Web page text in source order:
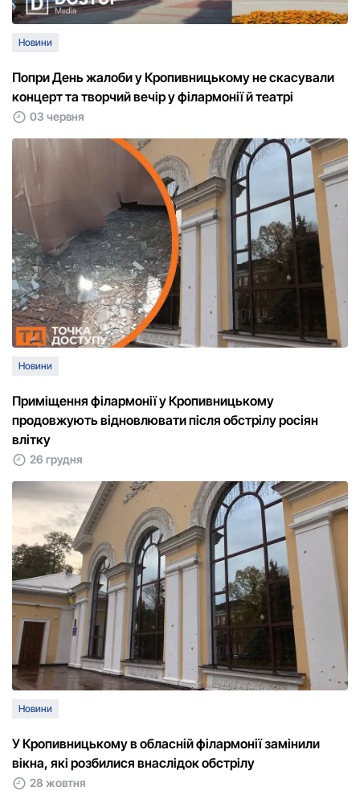
Новини
Попри День жалоби у Кропивницькому не скасували
концерт та творчий вечір у філармонії й театрі
03 червня
Новини
Приміщення філармонії у Кропивницькому
продовжують відновлювати після обстрілу росіян
влітку
26 грудня
Новини
У Кропивницькому в обласній філармонії замінили
вікна, які розбилися внаслідок обстрілу
28 жовтня